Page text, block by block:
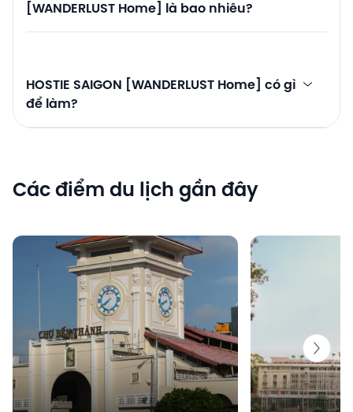
[WANDERLUST Home] là bao nhiêu?
HOSTIE SAIGON [WANDERLUST Home] có gì
để làm?
Các điểm du lịch gần đây